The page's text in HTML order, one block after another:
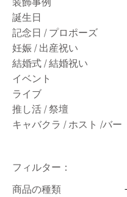
誕生日
記念日 / プロポーズ
妊娠 / 出産祝い
結婚式 / 結婚祝い
イベント
ライブ
推し活 / 祭壇
キャバクラ / ホスト /バー
フィルター：
商品の種類